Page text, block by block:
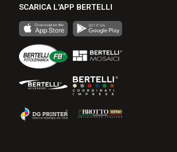
SCARICA L'APP BERTELLI